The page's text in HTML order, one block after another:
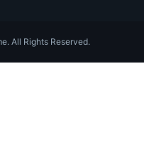
All Rights Reserved.